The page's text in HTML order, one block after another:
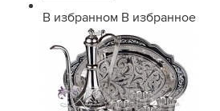
В избранном В избранное